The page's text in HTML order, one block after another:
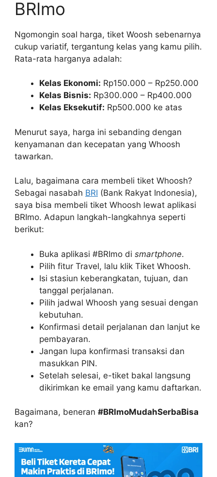
BRImo
Ngomongin soal harga, tiket Woosh sebenarnya
cukup variatif, tergantung kelas yang kamu pilih.
Rata-rata harganya adalah:
Kelas Ekonomi: Rp150.000 – Rp250.000
Kelas Bisnis: Rp300.000 – Rp400.000
Kelas Eksekutif: Rp500.000 ke atas
Menurut saya, harga ini sebanding dengan
kenyamanan dan kecepatan yang Whoosh
tawarkan.
Lalu, bagaimana cara membeli tiket Whoosh?
Sebagai nasabah BRI (Bank Rakyat Indonesia),
saya bisa membeli tiket Whoosh lewat aplikasi
BRImo. Adapun langkah-langkahnya seperti
berikut:
Buka aplikasi #BRImo di smartphone.
Pilih fitur Travel, lalu klik Tiket Whoosh.
Isi stasiun keberangkatan, tujuan, dan
tanggal perjalanan.
Pilih jadwal Whoosh yang sesuai dengan
kebutuhan.
Konfirmasi detail perjalanan dan lanjut ke
pembayaran.
Jangan lupa konfirmasi transaksi dan
masukkan PIN.
Setelah selesai, e-tiket bakal langsung
dikirimkan ke email yang kamu daftarkan.
Bagaimana, beneran #BRImoMudahSerbaBisa
kan?